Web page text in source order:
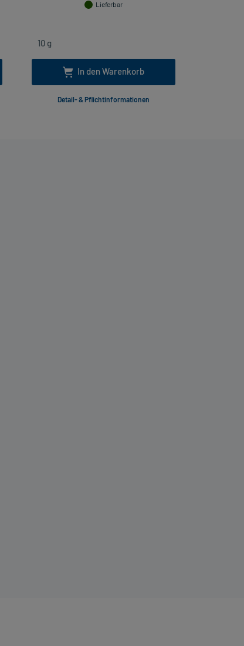
Lieferbar
In den Warenkorb
Detail- & Pflichtinformationen